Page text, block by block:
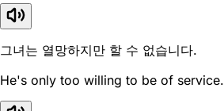
그녀는 열망하지만 할 수 없습니다.
He's only too willing to be of service.